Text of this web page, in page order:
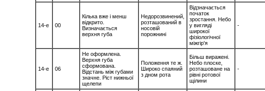
14-е 00
Кілька вже і менш
відкрито.
Визначається
верхня губа
Недорозвинений,
розташований в
носовій
порожнині
Відзначається
початок
зростання. Небо
у вигляді
широкої
фізіологічної
міжгір'я
-
14-е 06
Не оформлена.
Верхня губа
сформована.
Відстань між губами
значне. Ріст нижньої
щелепи
Положення те ж.
Широко спаяний
з дном рота
Більш виражені.
Небо плоске,
розташоване на
рівні ротової
щілини
-